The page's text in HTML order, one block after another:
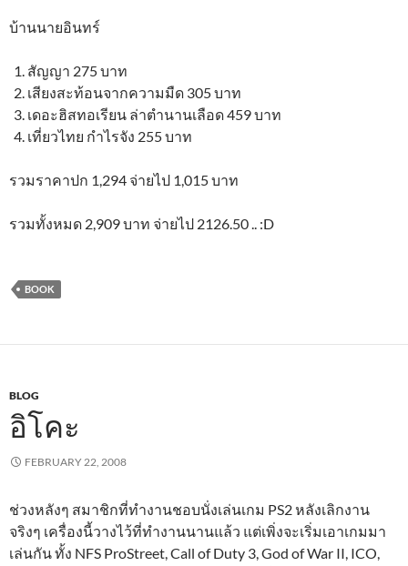
บ้านนายอินทร์
สัญญา 275 บาท
เสียงสะท้อนจากความมืด 305 บาท
เดอะฮิสทอเรียน ล่าตำนานเลือด 459 บาท
เที่ยวไทย กำไรจัง 255 บาท
รวมราคาปก 1,294 จ่ายไป 1,015 บาท
รวมทั้งหมด 2,909 บาท จ่ายไป 2126.50 .. :D
BOOK
BLOG
อิโคะ
FEBRUARY 22, 2008
ช่วงหลังๆ สมาชิกที่ทำงานชอบนั่งเล่นเกม PS2 หลังเลิกงาน
จริงๆ เครื่องนี้วางไว้ที่ทำงานนานแล้ว แต่เพิ่งจะเริ่มเอาเกมมา
เล่นกัน ทั้ง NFS ProStreet, Call of Duty 3, God of War II, ICO,